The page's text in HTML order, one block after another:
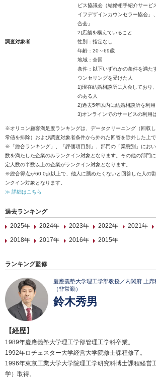
ビス協議会（結婚相手紹介サービ
イフデザインカウンセラー協会」
合会」
2)店舗を構えていること
調査対象者
性別：指定なし
年齢：20～69歳
地域：全国
条件：以下いずれかの条件を満た
ウンセリングを受けた人
1)現在結婚相談所に入会しており
のある人
2)過去5年以内に結婚相談所を利
3)オンラインでのサービスの利用
※オリコン顧客満足度ランキングは、データクリーニング（回収
常値を排除）および調査対象者条件から外れた回答を除外した上で
※「総合ランキング」、「評価項目別」、部門の「業態別」にお
数を満たした企業のみランクイン対象となります。その他の部門
定人数の半数以上の企業がランクイン対象となります。
※総合得点が60.0点以上で、他人に薦めたくないと回答した人の
ンクイン対象となります。
≫ 詳細はこちら
過去ランキング
2025年
2024年 2023年 2022年 2021年
2018年
2017年 2016年 2015年
ランキング監修
慶應義塾大学理工学部教授／内閣府 上
（非常勤）
鈴木秀男
【経歴】
1989年慶應義塾大学理工学部管理工学科卒業。
1992年ロチェスター大学経営大学院修士課程修了。
1996年東京工業大学大学院理工学研究科博士課程経営
学）取得。